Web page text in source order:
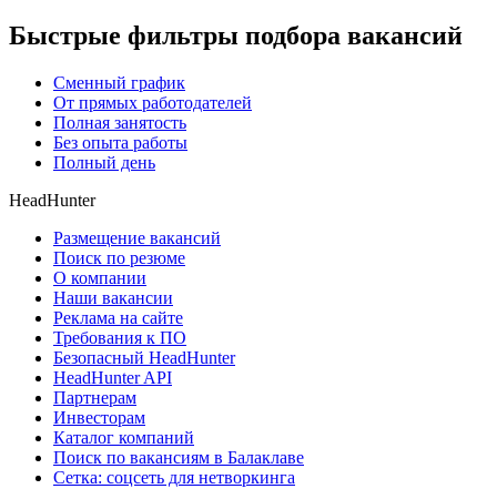
Быстрые фильтры подбора вакансий
Сменный график
От прямых работодателей
Полная занятость
Без опыта работы
Полный день
HeadHunter
Размещение вакансий
Поиск по резюме
О компании
Наши вакансии
Реклама на сайте
Требования к ПО
Безопасный HeadHunter
HeadHunter API
Партнерам
Инвесторам
Каталог компаний
Поиск по вакансиям в Балаклаве
Сетка: соцсеть для нетворкинга